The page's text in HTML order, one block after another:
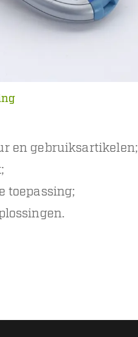
en gebruiksartikelen;
toepassing;